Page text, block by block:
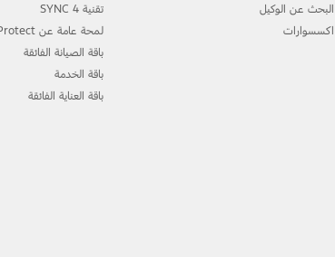
البحث عن الوكيل
اكسسوارات
تقنية 4 SYNC
لمحة عامة عن Ford Protect
باقة الصيانة الفائقة
باقة الخدمة
باقة العناية الفائقة